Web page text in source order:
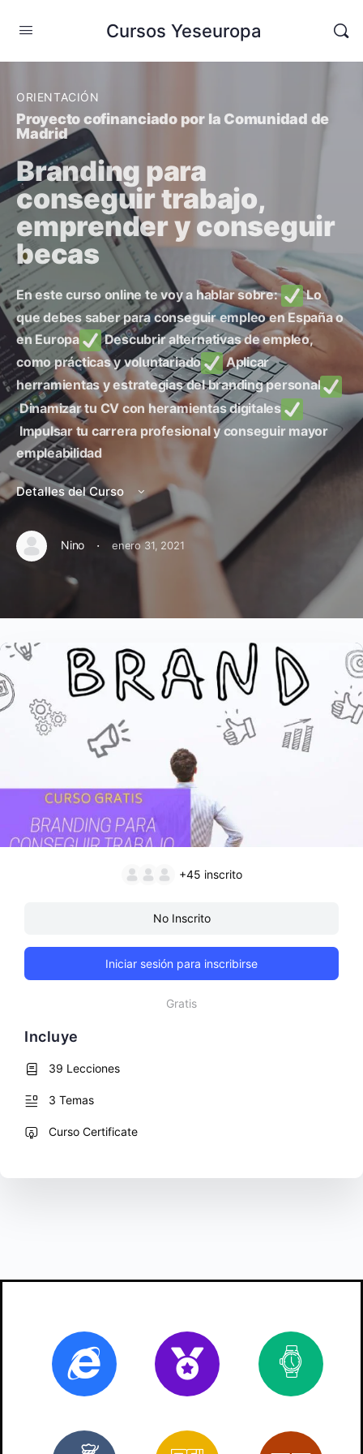
Cursos Yeseuropa
ORIENTACIÓN
Proyecto cofinanciado por la Comunidad de
Madrid
Branding para
conseguir trabajo,
emprender y conseguir
becas
En este curso online te voy a hablar sobre:
Lo
que debes saber para conseguir empleo en España o
en Europa
Descubrir alternativas de empleo,
como prácticas y voluntariado
Aplicar
herramientas y estrategias del branding personal
Dinamizar tu CV con heramientas digitales
Impulsar tu carrera profesional y conseguir mayor
empleabilidad
Detalles del Curso
Nino · enero 31, 2021
Online Certificado
+45 inscrito
No Inscrito
Iniciar sesión para inscribirse
Gratis
Incluye
39 Lecciones
3 Temas
Curso Certificate